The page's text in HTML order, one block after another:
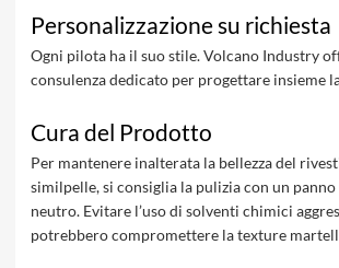
Personalizzazione su richiesta
Ogni pilota ha il suo stile. Volcano Industry
consulenza dedicato per progettare insieme
Cura del Prodotto
Per mantenere inalterata la bellezza del
similpelle, si consiglia la pulizia con un panno
neutro. Evitare l’uso di solventi chimici
potrebbero compromettere la texture